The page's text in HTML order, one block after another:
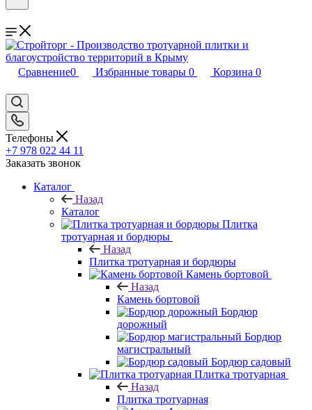
Сравнение0 Избранные товары 0 Корзина 0
Телефоны
+7 978 022 44 11
Заказать звонок
Каталог
Назад
Каталог
Плитка
тротуарная и бордюры
Назад
Плитка тротуарная и бордюры
Камень бортовой
Назад
Камень бортовой
Бордюр
дорожный
Бордюр
магистральный
Бордюр садовый
Плитка тротуарная
Назад
Плитка тротуарная